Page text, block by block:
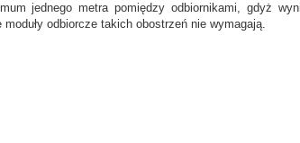
jednego metra pomiędzy odbiornikami, gdyż
odbiorcze takich obostrzeń nie wymagają.